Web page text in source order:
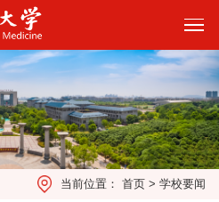
当前位置： 首页 > 学校要闻